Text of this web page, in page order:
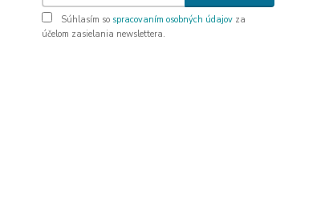
Súhlasím so spracovaním osobných údajov za
účelom zasielania newslettera.